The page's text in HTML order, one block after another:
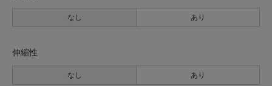
なし あり
伸縮性
なし あり